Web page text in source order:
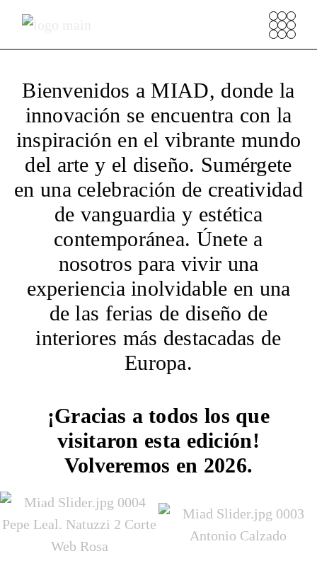
Bienvenidos a MIAD, donde la
innovación se encuentra con la
inspiración en el vibrante mundo
del arte y el diseño. Sumérgete
en una celebración de creatividad
de vanguardia y estética
contemporánea. Únete a
nosotros para vivir una
experiencia inolvidable en una
de las ferias de diseño de
interiores más destacadas de
Europa.
¡Gracias a todos los que
visitaron esta edición!
Volveremos en 2026.